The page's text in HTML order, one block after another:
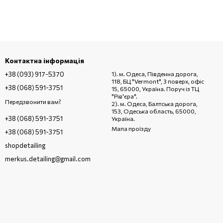
Контактна інформація
+38 (093) 917-5370
+38 (068) 591-3751
Передзвонити вам?
+38 (068) 591-3751
+38 (068) 591-3751
shopdetailing
merkus.detailing@gmail.com
1). м. Одеса, Південна дорога,
118, БЦ "Vermont", 3 поверх, офіс
15, 65000, Україна. Поруч із ТЦ
"Рів'єра".
2). м. Одеса, Балтська дорога,
153, Одеська область, 65000,
Україна.
Мапа проїзду